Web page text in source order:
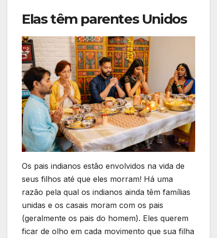
Elas têm parentes Unidos
Os pais indianos estão envolvidos na vida de
seus filhos até que eles morram! Há uma
razão pela qual os indianos ainda têm famílias
unidas e os casais moram com os pais
(geralmente os pais do homem). Eles querem
ficar de olho em cada movimento que sua filha